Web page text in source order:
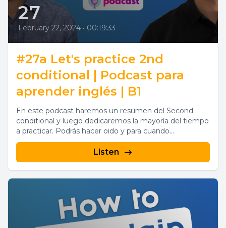
27
February 22, 2024 • 00:19:33
#27a Let's practice 2nd
conditional | Podcast para
aprender inglés | B1
En este podcast haremos un resumen del Second
conditional y luego dedicaremos la mayoría del tiempo
a practicar. Podrás hacer oido y para cuando...
Listen